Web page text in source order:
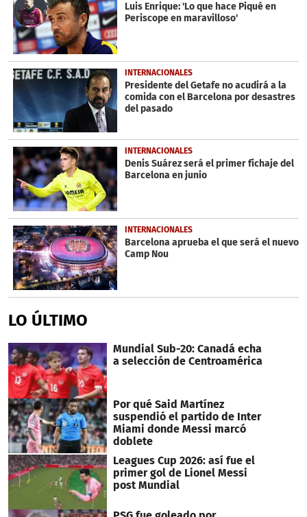
Luis Enrique: 'Lo que hace Piqué en
Periscope en maravilloso'
INTERNACIONALES
Presidente del Getafe no acudirá a la
comida con el Barcelona por desastres
del pasado
INTERNACIONALES
Denis Suárez será el primer fichaje del
Barcelona en junio
INTERNACIONALES
Barcelona aprueba el que será el nuevo
Camp Nou
LO ÚLTIMO
Mundial Sub-20: Canadá echa
a selección de Centroamérica
Por qué Said Martínez
suspendió el partido de Inter
Miami donde Messi marcó
doblete
Leagues Cup 2026: así fue el
primer gol de Lionel Messi
post Mundial